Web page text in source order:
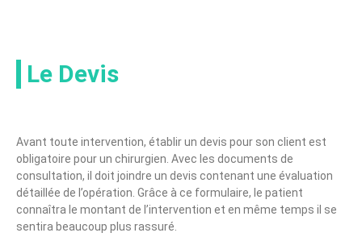
Le Devis
Avant toute intervention, établir un devis pour son client est
obligatoire pour un chirurgien. Avec les documents de
consultation, il doit joindre un devis contenant une évaluation
détaillée de l’opération. Grâce à ce formulaire, le patient
connaîtra le montant de l’intervention et en même temps il se
sentira beaucoup plus rassuré.